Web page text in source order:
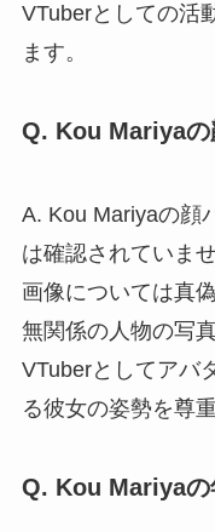
VTuberとしての活
ます。
Q. Kou Mariyaの
A. Kou Mariyaの顔
は確認されていま
画像については真
無関係の人物の写
VTuberとしてアバ
る彼女の姿勢を尊
Q. Kou Mariyaの